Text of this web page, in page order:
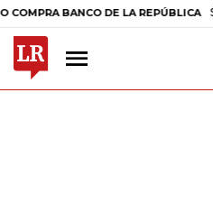
BANCO DE LA REPÚBLICA $